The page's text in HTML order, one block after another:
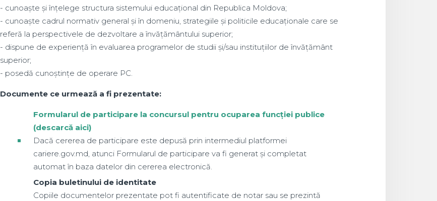
- cunoaște și înțelege structura sistemului educațional din Republica Moldova;
- cunoaște cadrul normativ general și în domeniu, strategiile și politicile educaționale care se
referă la perspectivele de dezvoltare a învățământului superior;
- dispune de experiență în evaluarea programelor de studii și/sau instituțiilor de învățământ
superior;
- posedă cunoștințe de operare PC.
Documente ce urmează a fi prezentate:
Formularul de participare la concursul pentru ocuparea funcției publice
(descarcă aici)
Dacă cererea de participare este depusă prin intermediul platformei
cariere.gov.md, atunci Formularul de participare va fi generat și completat
automat în baza datelor din cererea electronică.
Copia buletinului de identitate
Copiile documentelor prezentate pot fi autentificate de notar sau se prezintă